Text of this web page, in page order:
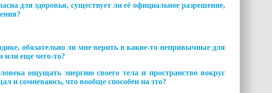
для здоровья, существует ли её официальное разрешение,
обязательно ли мне верить в какие-то непривычные для
или еще чего-то?
ощущать энергию своего тела и пространство вокруг
и сомневаюсь, что вообще способен на это?